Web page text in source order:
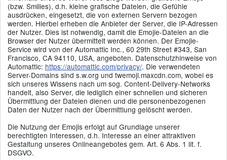
(bzw. Smilies), d.h. kleine grafische Dateien, die Gefühle
ausdrücken, eingesetzt, die von externen Servern bezogen
werden. Hierbei erheben die Anbieter der Server, die IP-Adressen
der Nutzer. Dies ist notwendig, damit die Emojie-Dateien an die
Browser der Nutzer übermittelt werden können. Der Emojie-
Service wird von der Automattic Inc., 60 29th Street #343, San
Francisco, CA 94110, USA, angeboten. Datenschutzhinweise von
Automattic: https://automattic.com/privacy/. Die verwendeten
Server-Domains sind s.w.org und twemoji.maxcdn.com, wobei es
sich unseres Wissens nach um sog. Content-Delivery-Networks
handelt, also Server, die lediglich einer schnellen und sicheren
Übermittlung der Dateien dienen und die personenbezogenen
Daten der Nutzer nach der Übermittlung gelöscht werden.
Die Nutzung der Emojis erfolgt auf Grundlage unserer
berechtigten Interessen, d.h. Interesse an einer attraktiven
Gestaltung unseres Onlineangebotes gem. Art. 6 Abs. 1 lit. f.
DSGVO.